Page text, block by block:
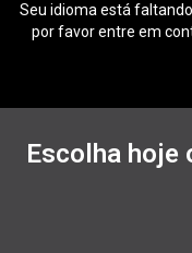
Seu idioma está
por favor entre em
Escolha hoje